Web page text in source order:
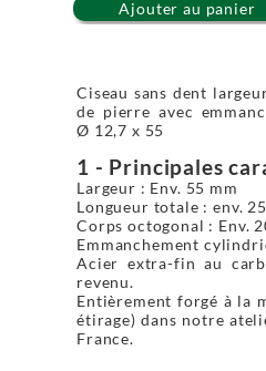
Ajouter au panier
Ciseau sans dent
de pierre avec
Ø 12,7 x 55
1 - Principales
Largeur : Env. 55 mm
Longueur totale : env.
Corps octogonal : Env.
Emmanchement
Acier extra-fin au
revenu.
Entièrement forgé à la
étirage) dans notre
France.